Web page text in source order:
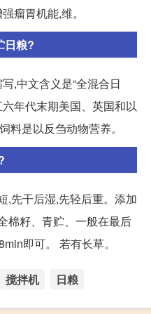
瘤胃机能,维。
日粮?
,中文含义是“全混合日
年代末期美国、英国和以
料是以反刍动物营养。
,先干后湿,先轻后重。添加
棉籽、青贮、一般在最后
即可。 若有长草。
搅拌机 日粮